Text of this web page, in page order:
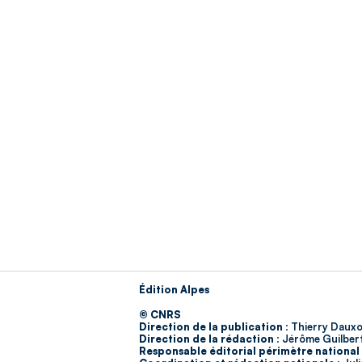
Édition Alpes
© CNRS
Direction de la publication : Thierry
Direction de la rédaction : Jérôme
Responsable éditorial périmètre national